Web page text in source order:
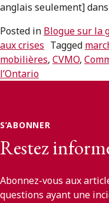
Réseau des anciens
Contactez-nous
ENGLISH
S’abonner
anglais seulement] dans
Posted in Blogue sur la
aux crises Tagged
mobilières, CVMO,
l’Ontario
S’ABONNER
Restez
Abonnez-vous aux
questions ayant une